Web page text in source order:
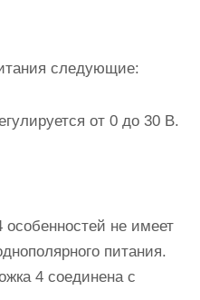
следующие:
от 0 до 30 В.
не имеет
питания.
4 соединена с